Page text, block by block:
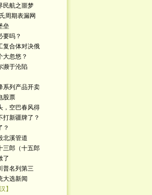
民航之噩梦
周期表漏网
垒
要吗？
复合体对决俄
大忽悠？
濒于沦陷
系列产品开卖
股票
，空巴春风得
打新疆牌了？
？
北溪管道
三郎（十五郎
了
普名列第三
大选新闻
】